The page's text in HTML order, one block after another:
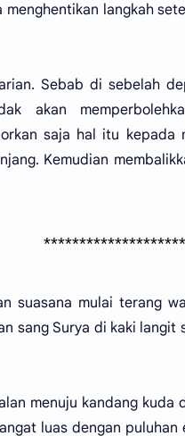
menghentikan langkah
Sebab di sebelah
akan
saja hal itu
Kemudian
********************
suasana mulai terang
sang Surya di kaki
menuju kandang kuda
luas dengan